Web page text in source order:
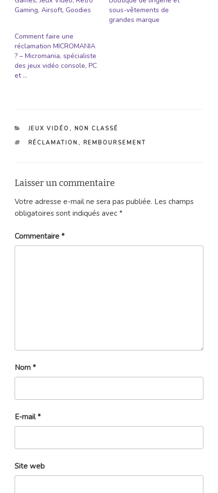
Gaming, Airsoft, Goodies
sous-vêtements de
grandes marque
Comment faire une
réclamation MICROMANIA
? – Micromania, spécialiste
des jeux vidéo console, PC
et …
CATÉGORIES
JEUX VIDÉO , NON CLASSÉ
ÉTIQUETTES
RÉCLAMATION , REMBOURSEMENT
Laisser un commentaire
Votre adresse e-mail ne sera pas publiée. Les champs
obligatoires sont indiqués avec *
Commentaire *
Nom *
E-mail*
Site web